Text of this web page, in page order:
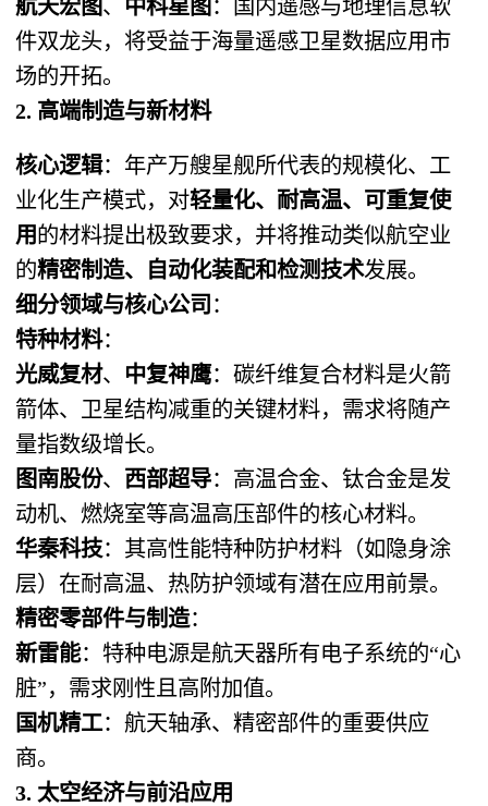
航天宏图、 中科星图 ：国内遥感与地理信息软
件双龙头，将受益于海量遥感卫星数据应用市
场的开拓。
2. 高端制造与新材料
核心逻辑：年产万艘星舰所代表的规模化、工
业化生产模式，对轻量化、耐高温、可重复使
用的材料提出极致要求，并将推动类似航空业
的精密制造、自动化装配和检测技术发展。
细分领域与核心公司 ：
特种材料：
光威复材、 中复神鹰：碳纤维复合材料是火箭
箭体、卫星结构减重的关键材料，需求将随产
量指数级增长。
图南股份、 西部超导：高温合金、钛合金是发
动机、燃烧室等高温高压部件的核心材料。
华秦科技：其高性能特种防护材料（如隐身涂
层）在耐高温、热防护领域有潜在应用前景。
精密零部件与制造：
新雷能：特种电源是航天器所有电子系统的“心
脏”，需求刚性且高附加值。
国机精工：航天轴承、精密部件的重要供应
商。
3. 太空经济与前沿应用